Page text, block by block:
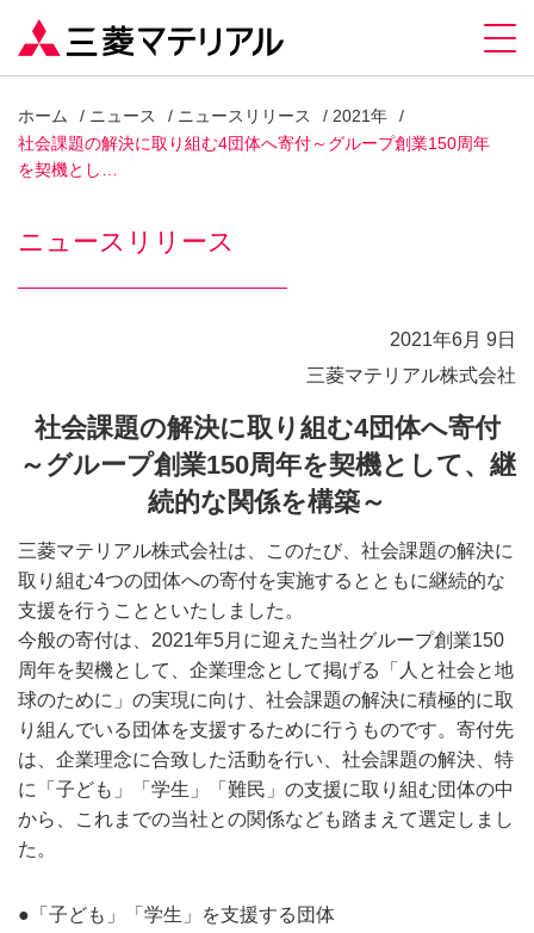
ホーム ニュース ニュースリリース
2021年
社会課題の解決に取り組む4団体へ寄付～グループ創業150周年
を契機とし…
ニュースリリース
2021年6月 9日
三菱マテリアル株式会社
社会課題の解決に取り組む4団体へ寄付
～グループ創業150周年を契機として、継
続的な関係を構築～
三菱マテリアル株式会社は、このたび、社会課題の解決に
取り組む4つの団体への寄付を実施するとともに継続的な
支援を行うことといたしました。
今般の寄付は、2021年5月に迎えた当社グループ創業150
周年を契機として、企業理念として掲げる「人と社会と地
球のために」の実現に向け、社会課題の解決に積極的に取
り組んでいる団体を支援するために行うものです。寄付先
は、企業理念に合致した活動を行い、社会課題の解決、特
に「子ども」「学生」「難民」の支援に取り組む団体の中
から、これまでの当社との関係なども踏まえて選定しまし
た。
●「子ども」「学生」を支援する団体